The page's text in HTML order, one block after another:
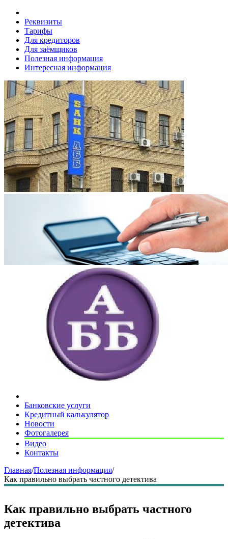
Реквизиты
Тарифы
Для кредиторов
Для заёмщиков
Полезная информация
Интересная информация
Банковские услуги
Кредитный калькулятор
Новости
Фотогалерея
Видео
Контакты
Главная/Полезная информация/
Как правильно выбрать частного детектива
Как правильно выбрать частного
детектива